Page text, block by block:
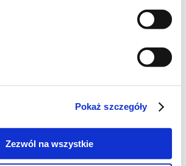
Pokaż szczegóły
Zezwól na wszystkie
oleje tłoczone na zimno Kujawski?